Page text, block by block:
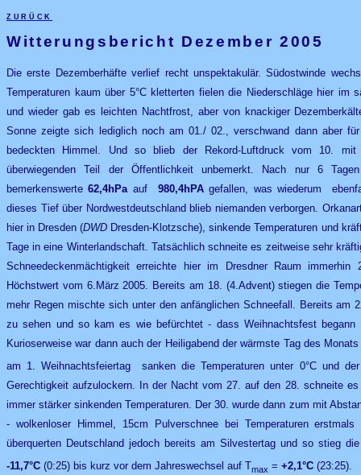
zurück
Witterungsbericht Dezember 2005
Die erste Dezemberhäfte verlief recht unspektakulär. Südostwinde
Temperaturen kaum über 5°C kletterten fielen die Niederschläge hier im
und wieder gab es leichten Nachtfrost, aber von knackiger
Sonne zeigte sich lediglich noch am 01./ 02., verschwand dann aber
bedeckten Himmel. Und so blieb der Rekord-Luftdruck vom 10.
überwiegenden Teil der Öffentlichkeit unbemerkt. Nach nur 6
bemerkenswerte62,4hPaauf 980,4hPAgefallen, was wiederum
dieses Tief über Nordwestdeutschland blieb niemanden verborgen.
hier in Dresden (DWD Dresden-Klotzsche), sinkende Temperaturen und
Tage in eine Winterlandschaft. Tatsächlich schneite es zeitweise sehr
Schneedeckenmächtigkeit erreichte hier im Dresdner Raum
Höchstwert vom 6.März 2005. Bereits am 18. (4.Advent) stiegen die
mehr Regen mischte sich unter den anfänglichen Schneefall. Bereits am
zu sehen und so kam es wie befürchtet - dass Weihnachtsfest
Kurioserweise war dann auch der Heiligabend der wärmste Tag des
am 1. Weihnachtsfeiertag sanken die Temperaturen unter 0°C und
Gerechtigkeit aufzulockern. In der Nacht vom 27. auf den 28. schneite
immer stärker sinkenden Temperaturen. Der 30. wurde dann zum mit
- wolkenloser Himmel, 15cm Pulverschnee bei Temperaturen
überquerten Deutschland jedoch bereits am Silvestertag und so stieg
-11,7°C (0:25) bis kurz vor dem Jahreswechsel auf Tmax = +2,1°C (23:25).